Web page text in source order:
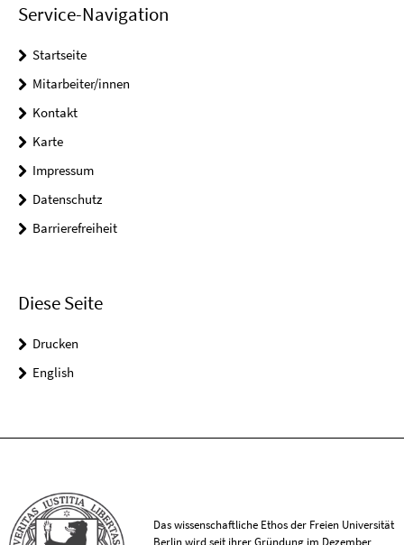
Service-Navigation
Startseite
Mitarbeiter/innen
Kontakt
Karte
Impressum
Datenschutz
Barrierefreiheit
Diese Seite
Drucken
English
Das wissenschaftliche Ethos der Freien Universität
Berlin wird seit ihrer Gründung im Dezember